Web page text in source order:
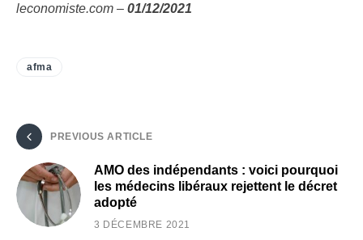
leconomiste.com – 01/12/2021
afma
PREVIOUS ARTICLE
AMO des indépendants : voici pourquoi
les médecins libéraux rejettent le décret
adopté
3 DÉCEMBRE 2021